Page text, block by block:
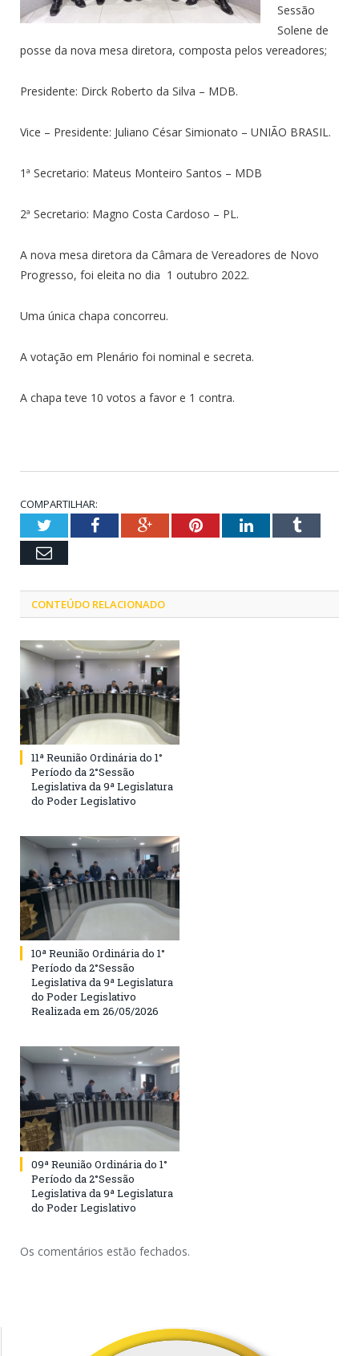
Sessão
Solene de
posse da nova mesa diretora, composta pelos vereadores;
Presidente: Dirck Roberto da Silva – MDB.
Vice – Presidente: Juliano César Simionato – UNIÃO BRASIL.
1ª Secretario: Mateus Monteiro Santos – MDB
2ª Secretario: Magno Costa Cardoso – PL.
A nova mesa diretora da Câmara de Vereadores de Novo
Progresso, foi eleita no dia 1 outubro 2022.
Uma única chapa concorreu.
A votação em Plenário foi nominal e secreta.
A chapa teve 10 votos a favor e 1 contra.
COMPARTILHAR:
TwitterFacebookGoogle+PinterestLinkedInTumblr
Email
CONTEÚDO RELACIONADO
11ª Reunião Ordinária do 1°
Período da 2°Sessão
Legislativa da 9ª Legislatura
do Poder Legislativo
10ª Reunião Ordinária do 1°
Período da 2°Sessão
Legislativa da 9ª Legislatura
do Poder Legislativo
Realizada em 26/05/2026
09ª Reunião Ordinária do 1°
Período da 2°Sessão
Legislativa da 9ª Legislatura
do Poder Legislativo
Os comentários estão fechados.